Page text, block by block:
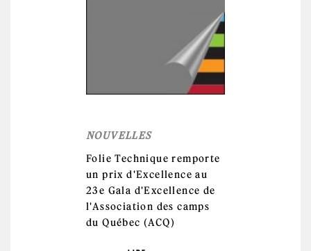
NOUVELLES
Folie Technique remporte
un prix d'Excellence au
23e Gala d'Excellence de
l'Association des camps
du Québec (ACQ)